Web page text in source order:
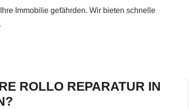
Immobilie gefährden. Wir bieten schnelle
ROLLO REPARATUR IN